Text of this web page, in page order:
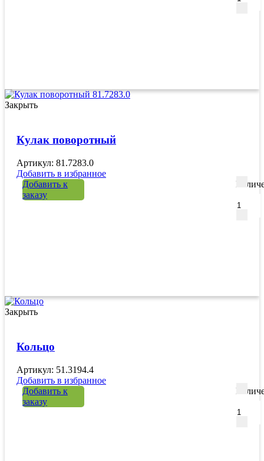
Закрыть
Кулак поворотный
Артикул: 81.7283.0
Добавить в избранное
Добавить к
заказу
Закрыть
Кольцо
Артикул: 51.3194.4
Добавить в избранное
Добавить к
заказу